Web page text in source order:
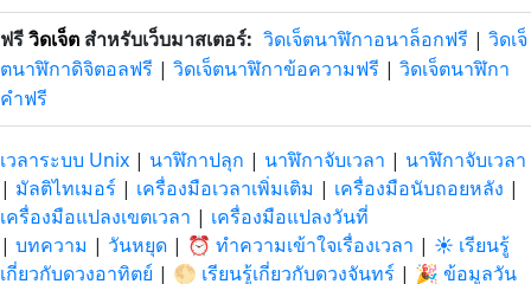
ฟรีวิดเจ็ต สำหรับเว็บมาสเตอร์: วิดเจ็ตนาฬิกาอนาล็อกฟรี | วิดเจ็
ตนาฬิกาดิจิตอลฟรี | วิดเจ็ตนาฬิกาข้อความฟรี | วิดเจ็ตนาฬิกา
คำฟรี
เวลาระบบ Unix | นาฬิกาปลุก | นาฬิกาจับเวลา | นาฬิกาจับเวลา
| มัลติไทเมอร์ | เครื่องมือเวลาเพิ่มเติม | เครื่องมือนับถอยหลัง |
เครื่องมือแปลงเขตเวลา | เครื่องมือแปลงวันที่
| บทความ | วันหยุด | ⏰ ทำความเข้าใจเรื่องเวลา | ☀️ เรียนรู้
เกี่ยวกับดวงอาทิตย์ | 🌕 เรียนรู้เกี่ยวกับดวงจันทร์ | 🎉 ข้อมูลวัน